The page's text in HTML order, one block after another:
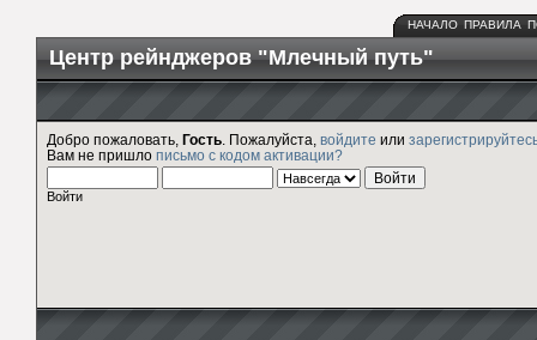
НАЧАЛО ПРАВИЛА
Центр рейнджеров "Млечный путь"
Добро пожаловать, Гость . Пожалуйста, войдите или
Вам не пришло письмо с кодом активации?
Войти